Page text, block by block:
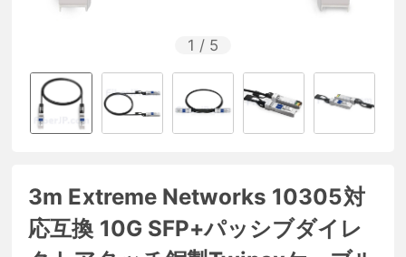
1 / 5
3m Extreme Networks 10305対
応互換 10G SFP+パッシブダイレ